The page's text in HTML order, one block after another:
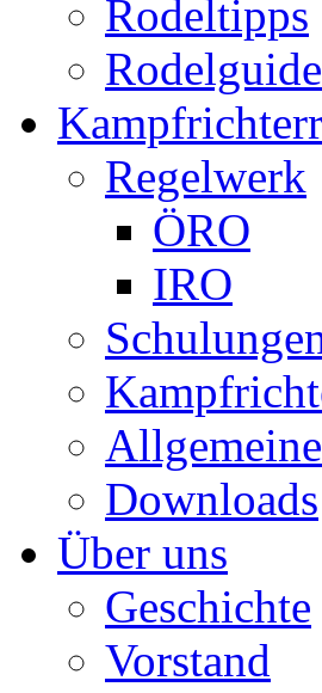
Rodeltipps
Regelwerk
ÖRO
IRO
Downloads
Über uns
Geschichte
Vorstand